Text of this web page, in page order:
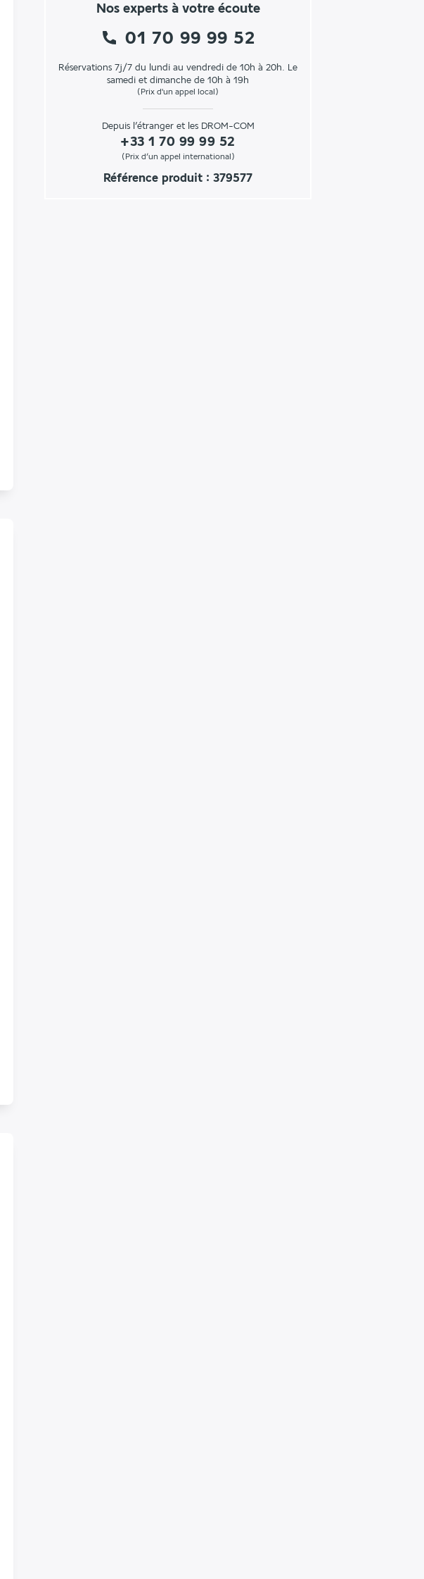
Nos experts à votre écoute
01 70 99 99 52
Réservations 7j/7 du lundi au vendredi de 10h à 20h. Le
samedi et dimanche de 10h à 19h
(Prix d'un appel local)
Depuis l’étranger et les DROM-COM
+33 1 70 99 99 52
(Prix d’un appel international)
Référence produit : 379577